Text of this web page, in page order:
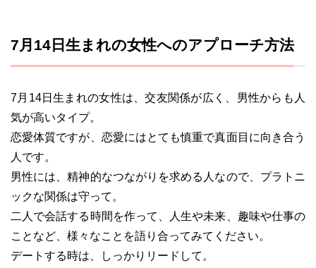
7月14日生まれの女性へのアプローチ方法
7月14日生まれの女性は、交友関係が広く、男性からも人
気が高いタイプ。
恋愛体質ですが、恋愛にはとても慎重で真面目に向き合う
人です。
男性には、精神的なつながりを求める人なので、プラトニ
ックな関係は守って。
二人で会話する時間を作って、人生や未来、趣味や仕事の
ことなど、様々なことを語り合ってみてください。
デートする時は、しっかりリードして。